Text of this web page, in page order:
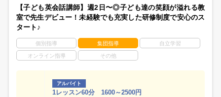
【子ども英会話講師】週2日〜◎子ども達の笑顔が溢れる教
室で先生デビュー！未経験でも充実した研修制度で安心のス
タート♪
個別指導 集団指導 自立学習
オンライン指導 その他
アルバイト
1レッスン60分 1600～2500円